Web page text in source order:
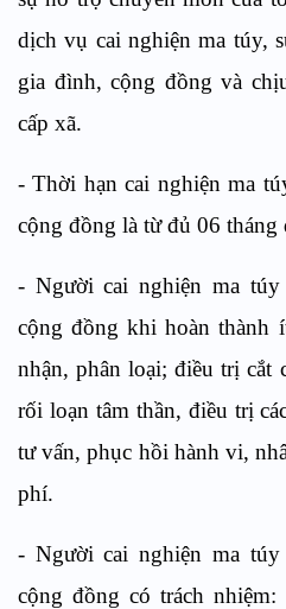
dịch vụ cai nghiện ma túy,
gia đình, cộng đồng và
cấp xã.
-Thời hạn cai nghiện ma
cộng đồng là từ đủ 06 tháng
- Người cai nghiện ma
cộng đồng khi hoàn thành
nhận, phân loại; điều trị cắt
rối loạn tâm thần, điều trị
tư vấn, phục hồi hành vi,
phí.
- Người cai nghiện ma
cộng đồng có trách nhiệm: